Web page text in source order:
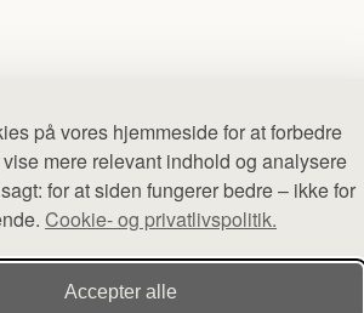
på vores hjemmeside for at forbedre
mere relevant indhold og analysere
for at siden fungerer bedre – ikke for
Cookie- og privatlivspolitik.
Accepter alle